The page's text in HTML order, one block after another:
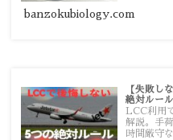
banzokubiology.com
【失敗し
絶対ルール
LCC利用
解説。手
時間厳守